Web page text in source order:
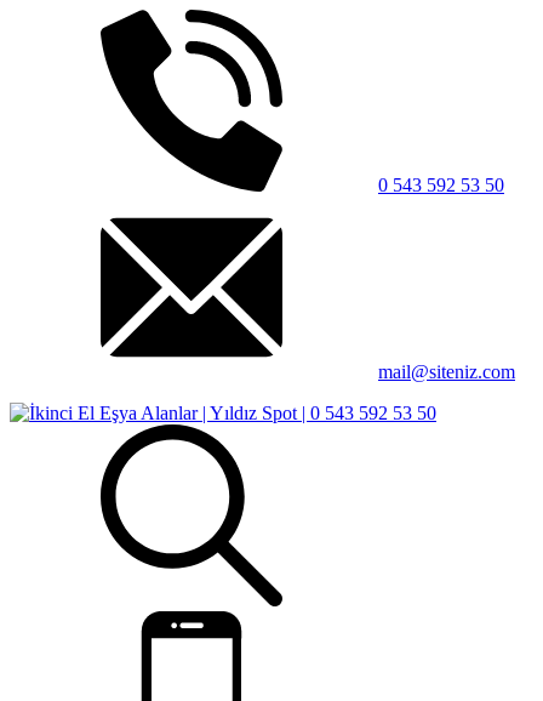
0 543 592 53 50
mail@siteniz.com